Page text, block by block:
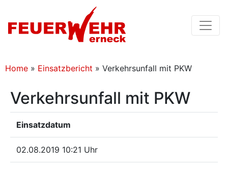
Home » Einsatzbericht » Verkehrsunfall mit PKW
Verkehrsunfall mit PKW
Einsatzdatum
02.08.2019 10:21 Uhr